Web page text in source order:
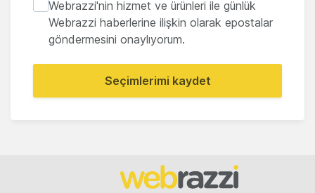
Webrazzi'nin hizmet ve ürünleri ile günlük
Webrazzi haberlerine ilişkin olarak epostalar
göndermesini onaylıyorum.
Seçimlerimi kaydet